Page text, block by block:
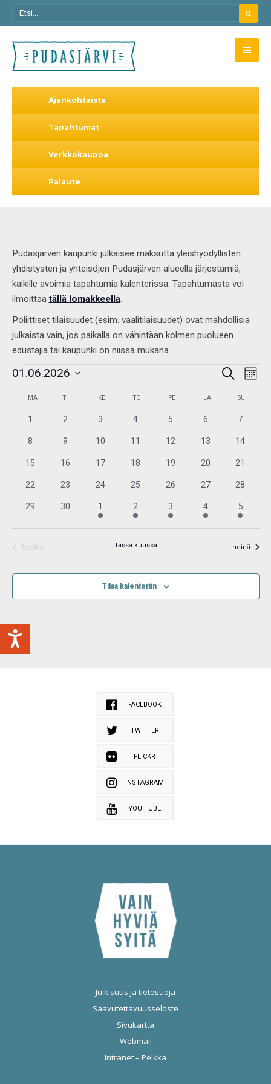
Ajankohtaista
Tapahtumat
Verkkokauppa
Palaute
Pudasjärven kaupunki julkaisee maksutta yleishyödyllisten
yhdistysten ja yhteisöjen Pudasjärven alueella järjestämiä,
kaikille avoimia tapahtumia kalenterissa. Tapahtumasta voi
ilmoittaatällä lomakkeella.
Poliittiset tilaisuudet (esim. vaalitilaisuudet) ovat mahdollisia
julkaista vain, jos paikalla on vähintään kolmen puolueen
edustajia tai kaupunki on niissä mukana.
Tapahtumat
Etsi
Näkymät
Etsi
01.06.2026
Kalenteri
Tapahtumat
MA TI KE TO PE LA SU
0
1
0
2
0
3
0
4
0
5
0
6
0
7
0
8
0
9
010
011
012
013
014
015
016
017
018
019
0
20
0
21
0
22
0
23
0
24
0
25
0
26
0
27
0
28
0
29
0
tapahtumat
30
1
tapahtuma
1
1
tapahtuma
2
1
tapahtuma
3
1
tapahtuma
4
1
5
touko Tässä kuussa heinä
Tilaa kalenteriin
FACEBOOK
TWITTER
FLICKR
INSTAGRAM
YOU TUBE
Julkisuus ja tietosuoja
Saavutettavuusseloste
Sivukartta
Webmail
Intranet – Pelkka